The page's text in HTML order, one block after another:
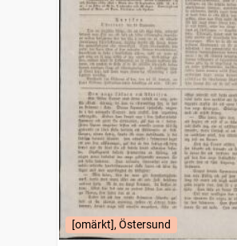
[omärkt], Östersund